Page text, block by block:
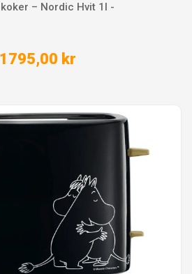
– Nordic Hvit 1l -
1795,00 kr